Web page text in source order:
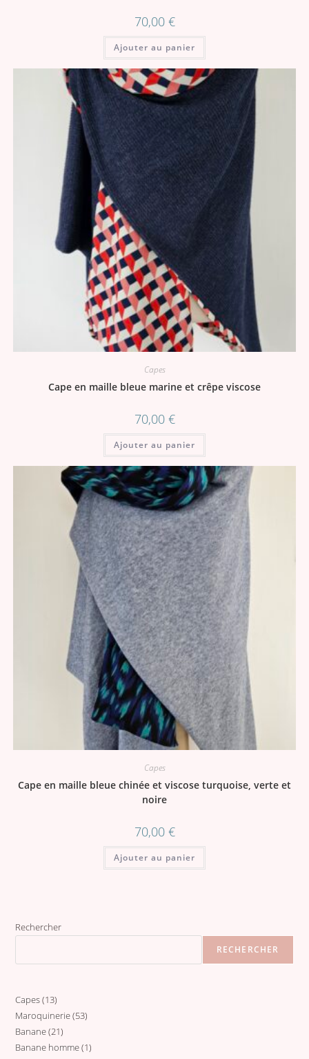
70,00 €
Ajouter au panier
Capes
Cape en maille bleue marine et crêpe viscose
70,00 €
Ajouter au panier
Capes
Cape en maille bleue chinée et viscose turquoise, verte et
noire
70,00 €
Ajouter au panier
Rechercher
RECHERCHER
Capes 1313
produits
Maroquinerie 5353
Banane 2121
produits
Banane homme 11